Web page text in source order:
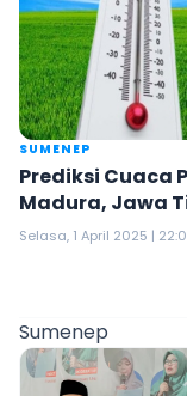
SUMENEP
Prediksi Cuaca
Madura, Jawa
Selasa, 1 April 2025 |
Sumenep